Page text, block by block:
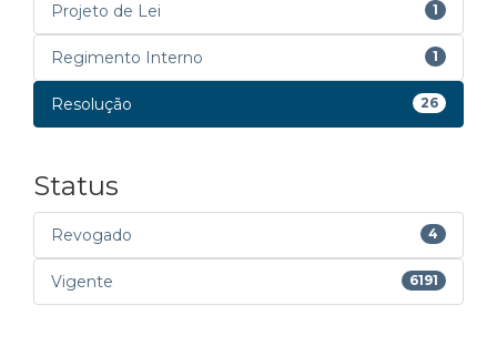
Projeto de Lei 1
Regimento Interno 1
Resolução 26
Status
Revogado 4
Vigente 6191